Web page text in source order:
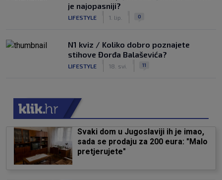
je najopasniji?
LIFESTYLE 1. lip. 0
N1 kviz / Koliko dobro poznajete
stihove Đorđa Balaševića?
LIFESTYLE 18. svi. 11
Svaki dom u Jugoslaviji ih je imao,
sada se prodaju za 200 eura: "Malo
pretjerujete"